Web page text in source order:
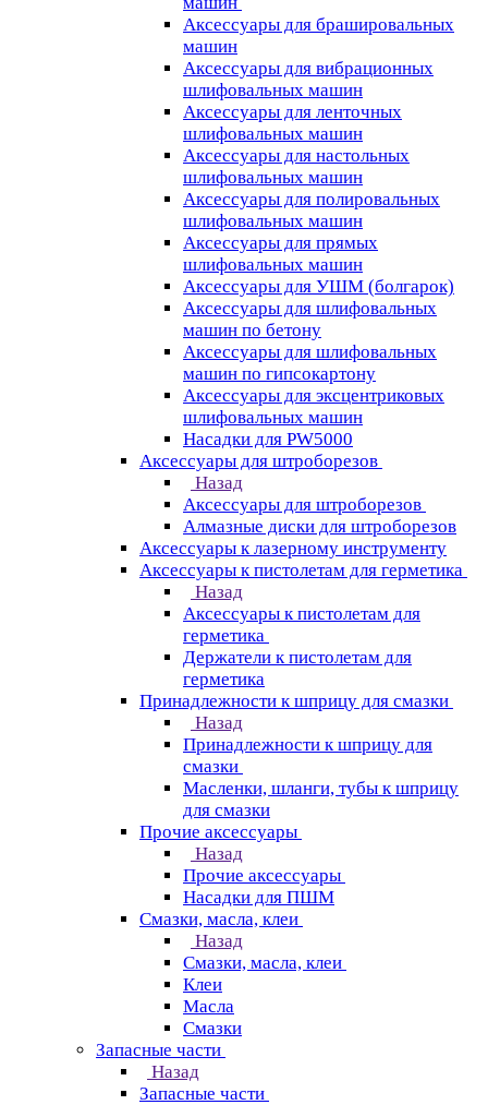
Аксессуары для брашировальных
машин
Аксессуары для вибрационных
шлифовальных машин
Аксессуары для ленточных
шлифовальных машин
Аксессуары для настольных
шлифовальных машин
Аксессуары для полировальных
шлифовальных машин
Аксессуары для прямых
шлифовальных машин
Аксессуары для УШМ (болгарок)
Аксессуары для шлифовальных
машин по бетону
Аксессуары для шлифовальных
машин по гипсокартону
Аксессуары для эксцентриковых
шлифовальных машин
Насадки для PW5000
Аксессуары для штроборезов
Назад
Аксессуары для штроборезов
Алмазные диски для штроборезов
Аксессуары к лазерному инструменту
Аксессуары к пистолетам для герметика
Назад
Аксессуары к пистолетам для
герметика
Держатели к пистолетам для
герметика
Принадлежности к шприцу для смазки
Назад
Принадлежности к шприцу для
смазки
Масленки, шланги, тубы к шприцу
для смазки
Прочие аксессуары
Назад
Прочие аксессуары
Насадки для ПШМ
Смазки, масла, клеи
Назад
Смазки, масла, клеи
Клеи
Масла
Смазки
Запасные части
Назад
Запасные части